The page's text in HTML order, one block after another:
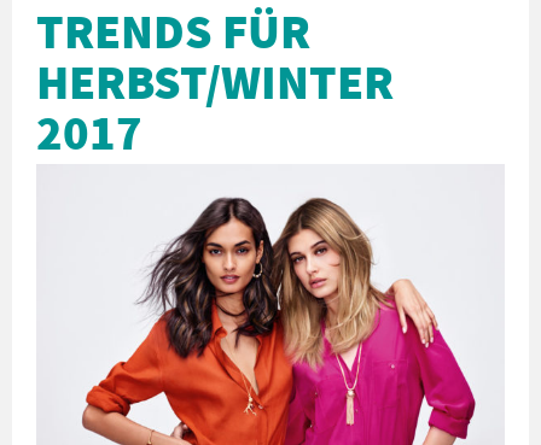
TRENDS FÜR
HERBST/WINTER
2017